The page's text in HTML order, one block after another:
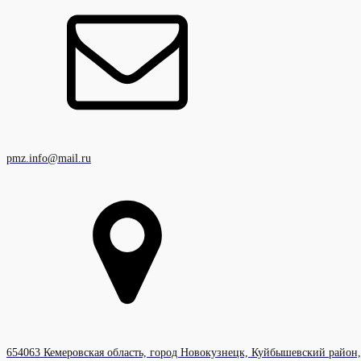
pmz.info@mail.ru
654063 Кемеровская область, город Новокузнецк, Куйбышевский